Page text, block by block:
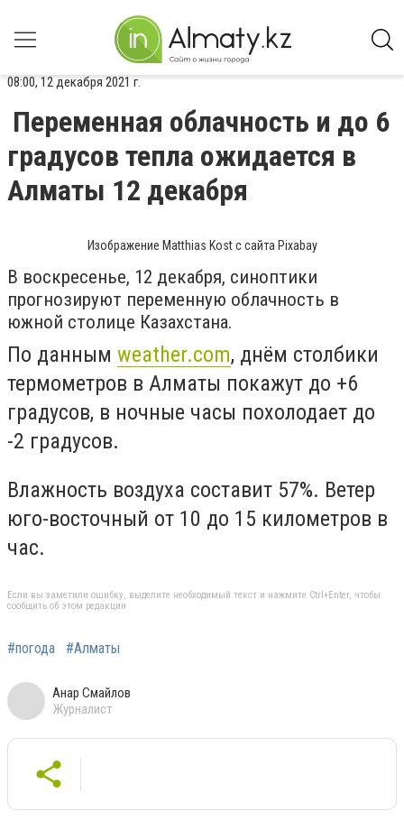
08:00, 12 декабря 2021 г.
Переменная облачность и до 6
градусов тепла ожидается в
Алматы 12 декабря
Изображение Matthias Kost с сайта Pixabay
В воскресенье, 12 декабря, синоптики
прогнозируют переменную облачность в
южной столице Казахстана.
По данным weather.com, днём столбики
термометров в Алматы покажут до +6
градусов, в ночные часы похолодает до
-2 градусов.
Влажность воздуха составит 57%. Ветер
юго-восточный от 10 до 15 километров в
час.
Если вы заметили ошибку, выделите необходимый текст и нажмите Ctrl+Enter, чтобы
сообщить об этом редакции
#погода #Алматы
Анар Смайлов
Журналист